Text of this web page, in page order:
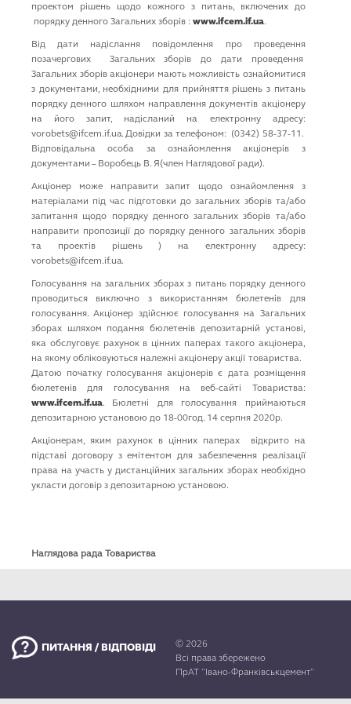
проектом рішень щодо кожного з питань, включених до
порядку денного Загальних зборів : www.ifcem.if.ua.
Від дати надіслання повідомлення про проведення
позачергових Загальних зборів до дати прове­дення
Загальних зборів акціонери мають можливість ознайо­ми­тися
з документами, необхідними для прийняття рішень з питань
порядку ден­ного шляхом направлення документів акціонеру
на його запит, надісланий на електронну адресу:
vorobets@ifcem.if.ua. Довідки за телефоном: (0342) 58-37-11.
Відповідальна особа за ознайомлення акціонерів з
документами – Воробець В. Я(член Наглядової ради).
Акціонер може направити запит щодо ознайомлення з
матеріалами під час підготовки до загальних зборів та/або
запитання щодо порядку денного загальних зборів та/або
направити пропозиції до порядку денного загальних зборів
та проектів рішень ) на електронну адресу:
vorobets@ifcem.if.ua.
Голосування на загальних зборах з питань порядку денного
проводиться виключно з використанням бюлетенів для
голосування. Акціонер здійснює голосування на Загальних
зборах шляхом подання бюлетенів депозитарній установі,
яка обслуговує рахунок в цінних паперах такого акціонера,
на якому обліковуються належні акціонеру акції товариства.
Датою початку голосування акціонерів є дата розміщення
бюлетенів для голосування на веб-сайті Товариства:
www.ifcem.if.ua. Бюлетні для голосування приймаються
депозитарною установою до 18-00год. 14 серпня 2020р.
Акціонерам, яким рахунок в цінних паперах відкрито на
підставі договору з емітентом для забезпечення реалізації
права на участь у дистанційних загальних зборах необхідно
укласти договір з депозитарною установою.
Наглядова рада Товариства
ПИТАННЯ / ВІДПОВІДІ
© 2026
Всі права збережено
ПрАТ "Івано-Франківськцемент"